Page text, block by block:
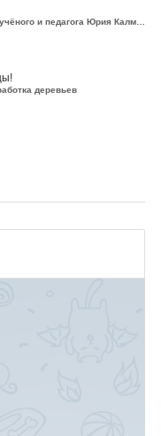
В Черкесске чествовали выдающегося юриста, учёного и педагога Юрия Калмыкова
деревьев